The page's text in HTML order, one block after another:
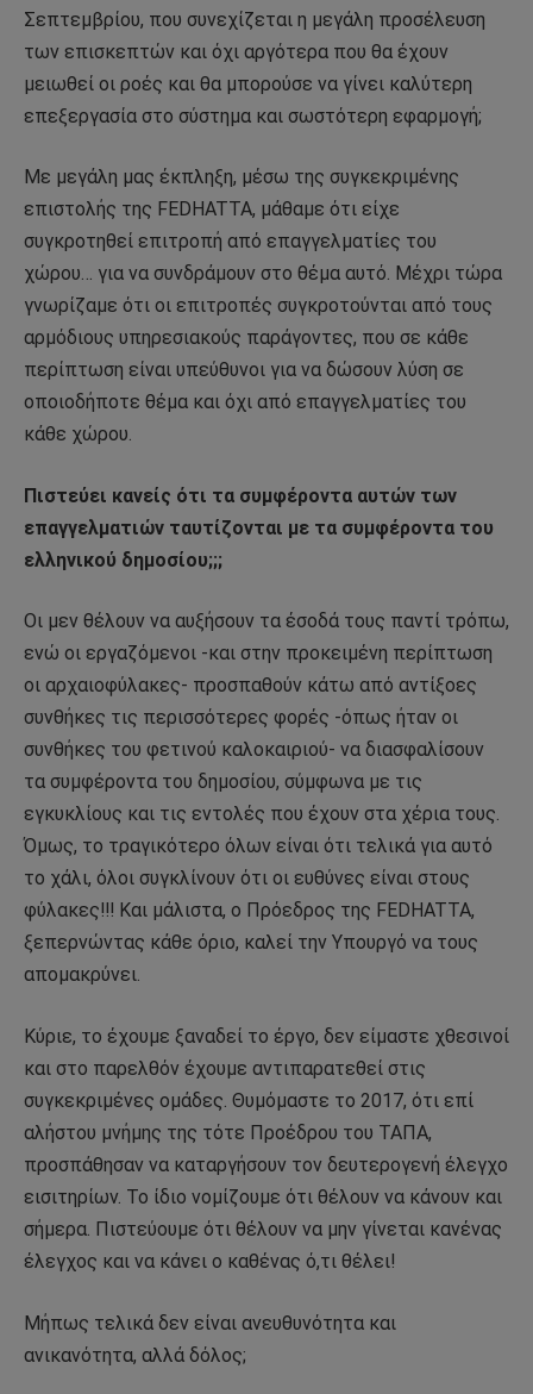
Σεπτεμβρίου, που συνεχίζεται η μεγάλη προσέλευση
των επισκεπτών και όχι αργότερα που θα έχουν
μειωθεί οι ροές και θα μπορούσε να γίνει καλύτερη
επεξεργασία στο σύστημα και σωστότερη εφαρμογή;
Με μεγάλη μας έκπληξη, μέσω της συγκεκριμένης
επιστολής της FEDHATTA, μάθαμε ότι είχε
συγκροτηθεί επιτροπή από επαγγελματίες του
χώρου… για να συνδράμουν στο θέμα αυτό. Μέχρι τώρα
γνωρίζαμε ότι οι επιτροπές συγκροτούνται από τους
αρμόδιους υπηρεσιακούς παράγοντες, που σε κάθε
περίπτωση είναι υπεύθυνοι για να δώσουν λύση σε
οποιοδήποτε θέμα και όχι από επαγγελματίες του
κάθε χώρου.
Πιστεύει κανείς ότι τα συμφέροντα αυτών των
επαγγελματιών ταυτίζονται με τα συμφέροντα του
ελληνικού δημοσίου;;;
Οι μεν θέλουν να αυξήσουν τα έσοδά τους παντί τρόπω,
ενώ οι εργαζόμενοι -και στην προκειμένη περίπτωση
οι αρχαιοφύλακες- προσπαθούν κάτω από αντίξοες
συνθήκες τις περισσότερες φορές -όπως ήταν οι
συνθήκες του φετινού καλοκαιριού- να διασφαλίσουν
τα συμφέροντα του δημοσίου, σύμφωνα με τις
εγκυκλίους και τις εντολές που έχουν στα χέρια τους.
Όμως, το τραγικότερο όλων είναι ότι τελικά για αυτό
το χάλι, όλοι συγκλίνουν ότι οι ευθύνες είναι στους
φύλακες!!! Και μάλιστα, ο Πρόεδρος της FEDHATTA,
ξεπερνώντας κάθε όριο, καλεί την Υπουργό να τους
απομακρύνει.
Κύριε, το έχουμε ξαναδεί το έργο, δεν είμαστε χθεσινοί
και στο παρελθόν έχουμε αντιπαρατεθεί στις
συγκεκριμένες ομάδες. Θυμόμαστε το 2017, ότι επί
αλήστου μνήμης της τότε Προέδρου του ΤΑΠΑ,
προσπάθησαν να καταργήσουν τον δευτερογενή έλεγχο
εισιτηρίων. Το ίδιο νομίζουμε ότι θέλουν να κάνουν και
σήμερα. Πιστεύουμε ότι θέλουν να μην γίνεται κανένας
έλεγχος και να κάνει ο καθένας ό,τι θέλει!
Μήπως τελικά δεν είναι ανευθυνότητα και
ανικανότητα, αλλά δόλος;